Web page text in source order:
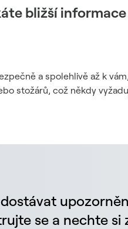
bližší
a spolehlivě až k
stožárů, což někdy
se a nechte